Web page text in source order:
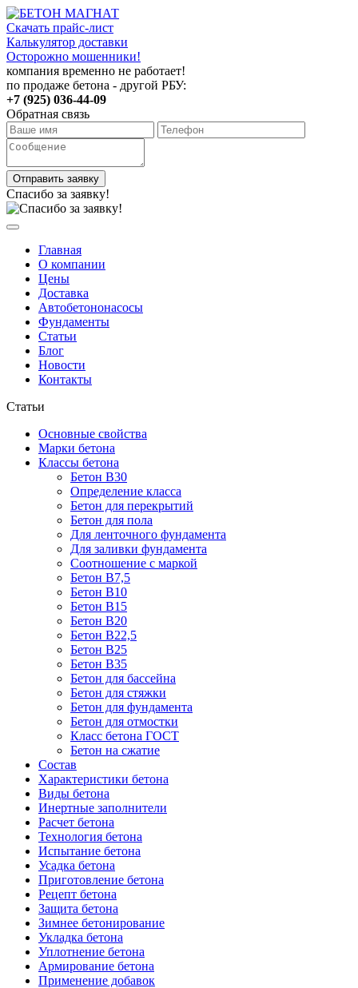
Скачать прайс-лист
Калькулятор доставки
Осторожно мошенники!
компания временно не работает!
по продаже бетона - другой РБУ:
+7 (925) 036-44-09
Обратная связь
Отправить заявку
Спасибо за заявку!
Главная
О компании
Цены
Доставка
Автобетононасосы
Фундаменты
Статьи
Блог
Новости
Контакты
Статьи
Основные свойства
Марки бетона
Классы бетона
Бетон В30
Определение класса
Бетон для перекрытий
Бетон для пола
Для ленточного фундамента
Для заливки фундамента
Соотношение с маркой
Бетон В7,5
Бетон В10
Бетон В15
Бетон В20
Бетон В22,5
Бетон В25
Бетон В35
Бетон для бассейна
Бетон для стяжки
Бетон для фундамента
Бетон для отмостки
Класс бетона ГОСТ
Бетон на сжатие
Состав
Характеристики бетона
Виды бетона
Инертные заполнители
Расчет бетона
Технология бетона
Испытание бетона
Усадка бетона
Приготовление бетона
Рецепт бетона
Защита бетона
Зимнее бетонирование
Укладка бетона
Уплотнение бетона
Армирование бетона
Применение добавок